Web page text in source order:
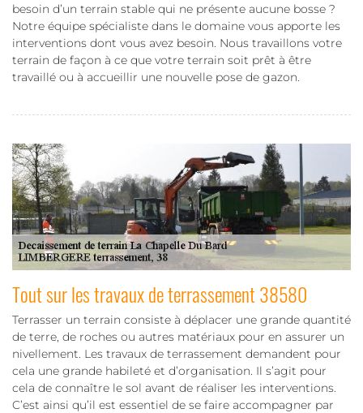
besoin d’un terrain stable qui ne présente aucune bosse ?
Notre équipe spécialiste dans le domaine vous apporte les
interventions dont vous avez besoin. Nous travaillons votre
terrain de façon à ce que votre terrain soit prêt à être
travaillé ou à accueillir une nouvelle pose de gazon.
Tout sur les travaux de terrassement 38580
Terrasser un terrain consiste à déplacer une grande quantité
de terre, de roches ou autres matériaux pour en assurer un
nivellement. Les travaux de terrassement demandent pour
cela une grande habileté et d’organisation. Il s’agit pour
cela de connaître le sol avant de réaliser les interventions.
C’est ainsi qu’il est essentiel de se faire accompagner par